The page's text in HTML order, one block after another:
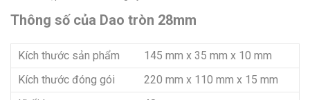
Thông số của Dao tròn 28mm
Kích thước sản phẩm
145 mm x 35 mm x 10 mm
Kích thước đóng gói
220 mm x 110 mm x 15 mm